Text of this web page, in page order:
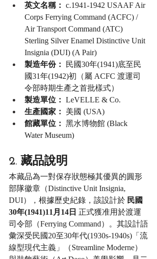
英文名稱： c.1941-1942 USAAF Air
Corps Ferrying Command (ACFC) /
Air Transport Command (ATC)
Sterling Silver Enamel Distinctive Unit
Insignia (DUI) (A Pair)
製造年份：
民國30年(1941)底至民
國31年(1942)初（屬 ACFC 渡運司
令部時期生產之首批樣式）
製造單位： LeVELLE & Co.
生產國家：
美國 (USA)
館藏單位： 黑水博物館 (Black
Water Museum)
2. 藏品說明
本藏品為一對保存狀態極其優異的圓形
部隊徽章（Distinctive Unit Insignia,
DUI），根據歷史紀錄，該設計於 民國
30年(1941)11月14日 正式獲准用於渡運
司令部（Ferrying Command）。其設計語
彙深受民國20至30年代(1930s-1940s)「流
線型現代主義」（Streamline Moderne）